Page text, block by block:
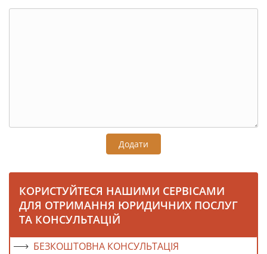
Додати
КОРИСТУЙТЕСЯ НАШИМИ СЕРВІСАМИ
ДЛЯ ОТРИМАННЯ ЮРИДИЧНИХ ПОСЛУГ
ТА КОНСУЛЬТАЦІЙ
БЕЗКОШТОВНА КОНСУЛЬТАЦІЯ